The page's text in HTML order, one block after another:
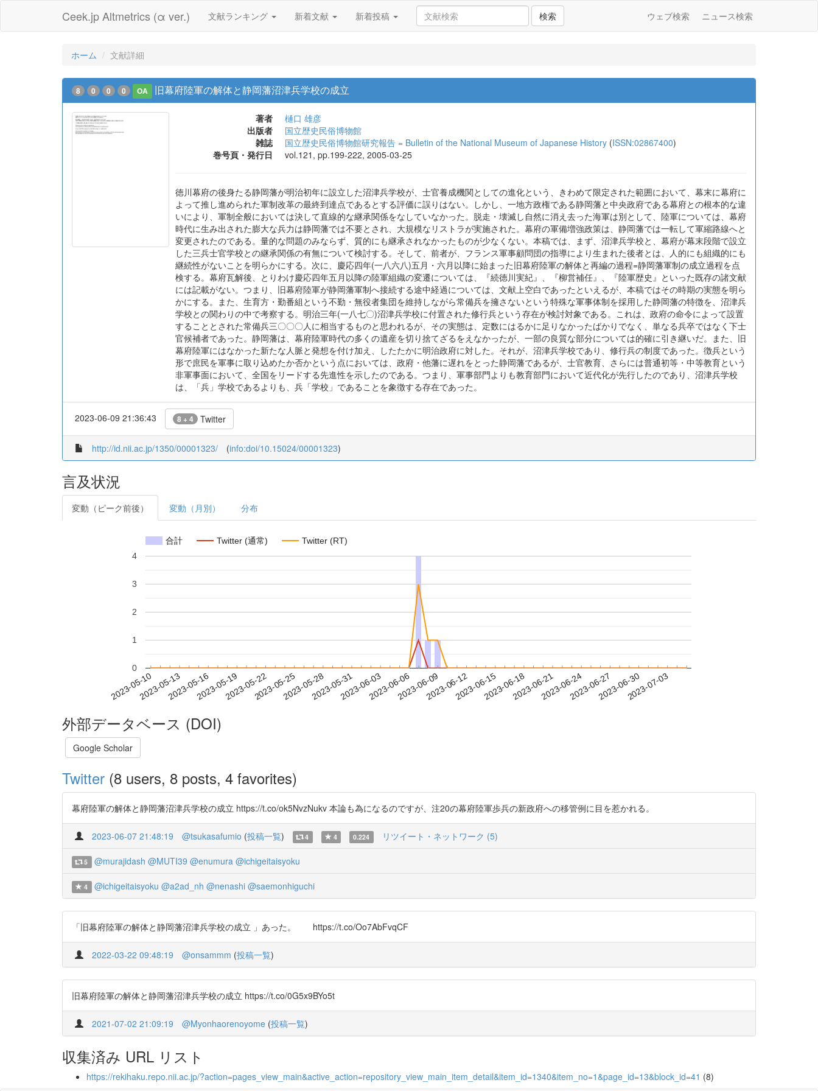
Ceek.jp Altmetrics (α ver.) 文献ランキング 新着文献 新着投稿 検索 ウェブ検索 ニュース検索
ホーム 文献詳細
8 0 0 0 OA 旧幕府陸軍の解体と静岡藩沼津兵学校の成立
著者
樋口 雄彦
出版者
国立歴史民俗博物館
雑誌
国立歴史民俗博物館研究報告 = Bulletin of the National Museum of Japanese History (ISSN:02867400)
巻号頁・発行日
vol.121, pp.199-222, 2005-03-25
徳川幕府の後身たる静岡藩が明治初年に設立した沼津兵学校が、士官養成機関としての進化という、きわめて限定された範囲において、幕末に幕府に
よって推し進められた軍制改革の最終到達点であるとする評価に誤りはない。しかし、一地方政権である静岡藩と中央政府である幕府との根本的な違
いにより、軍制全般においては決して直線的な継承関係をなしていなかった。脱走・壊滅し自然に消え去った海軍は別として、陸軍については、幕府
時代に生み出された膨大な兵力は静岡藩では不要とされ、大規模なリストラが実施された。幕府の軍備増強政策は、静岡藩では一転して軍縮路線へと
変更されたのである。量的な問題のみならず、質的にも継承されなかったものが少なくない。本稿では、まず、沼津兵学校と、幕府が幕末段階で設立
した三兵士官学校との継承関係の有無について検討する。そして、前者が、フランス軍事顧問団の指導により生まれた後者とは、人的にも組織的にも
継続性がないことを明らかにする。次に、慶応四年(一八六八)五月・六月以降に始まった旧幕府陸軍の解体と再編の過程=静岡藩軍制の成立過程を点
検する。幕府瓦解後、とりわけ慶応四年五月以降の陸軍組織の変遷については、『続徳川実紀』、『柳営補任』、『陸軍歴史』といった既存の諸文献
には記載がない。つまり、旧幕府陸軍が静岡藩軍制へ接続する途中経過については、文献上空白であったといえるが、本稿ではその時期の実態を明ら
かにする。また、生育方・勤番組という不勤・無役者集団を維持しながら常備兵を擁さないという特殊な軍事体制を採用した静岡藩の特徴を、沼津兵
学校との関わりの中で考察する。明治三年(一八七〇)沼津兵学校に付置された修行兵という存在が検討対象である。これは、政府の命令によって設置
することとされた常備兵三〇〇〇人に相当するものと思われるが、その実態は、定数にはるかに足りなかったばかりでなく、単なる兵卒ではなく下士
官候補者であった。静岡藩は、幕府陸軍時代の多くの遺産を切り捨てざるをえなかったが、一部の良質な部分については的確に引き継いだ。また、旧
幕府陸軍にはなかった新たな人脈と発想を付け加え、したたかに明治政府に対した。それが、沼津兵学校であり、修行兵の制度であった。徴兵という
形で庶民を軍事に取り込めたか否かという点においては、政府・他藩に遅れをとった静岡藩であるが、士官教育、さらには普通初等・中等教育という
非軍事面において、全国をリードする先進性を示したのである。つまり、軍事部門よりも教育部門において近代化が先行したのであり、沼津兵学校
は、「兵」学校であるよりも、兵「学校」であることを象徴する存在であった。
2023-06-09 21:36:43 8 + 4 Twitter
http://id.nii.ac.jp/1350/00001323/ (info:doi/10.15024/00001323)
言及状況
変動（ピーク前後） 変動（月別） 分布
合計 Twitter (通常) Twitter (RT)
2023-05-102023-05-132023-05-162023-05-192023-05-222023-05-252023-05-282023-05-312023-06-032023-06-062023-06-092023-06-122023-06-152023-06-182023-06-212023-06-242023-06-272023-06-302023-07-03
0
1
2
3
4
外部データベース (DOI)
Google Scholar
Twitter (8 users, 8 posts, 4 favorites)
幕府陸軍の解体と静岡藩沼津兵学校の成立 https://t.co/ok5NvzNukv 本論も為になるのですが、注20の幕府陸軍歩兵の新政府への移管例に目を惹かれる。
2023-06-07 21:48:19 @tsukasafumio (投稿一覧) 4 4 0.224 リツイート・ネットワーク (5)
5 @murajidash @MUTI39 @enumura @ichigeitaisyoku
4 @ichigeitaisyoku @a2ad_nh @nenashi @saemonhiguchi
「旧幕府陸軍の解体と静岡藩沼津兵学校の成立 」あった。 https://t.co/Oo7AbFvqCF
2022-03-22 09:48:19 @onsammm (投稿一覧)
旧幕府陸軍の解体と静岡藩沼津兵学校の成立 https://t.co/0G5x9BYo5t
2021-07-02 21:09:19 @Myonhaorenoyome (投稿一覧)
収集済み URL リスト
https://rekihaku.repo.nii.ac.jp/?action=pages_view_main&active_action=repository_view_main_item_detail&item_id=1340&item_no=1&page_id=13&block_id=41 (8)